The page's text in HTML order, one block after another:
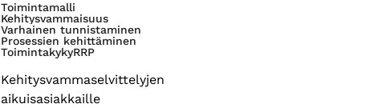
Toimintamalli
Kehitysvammaisuus
Varhainen tunnistaminen
Prosessien kehittäminen
ToimintakykyRRP
Kehitysvammaselvittelyjen
aikuisasiakkaille